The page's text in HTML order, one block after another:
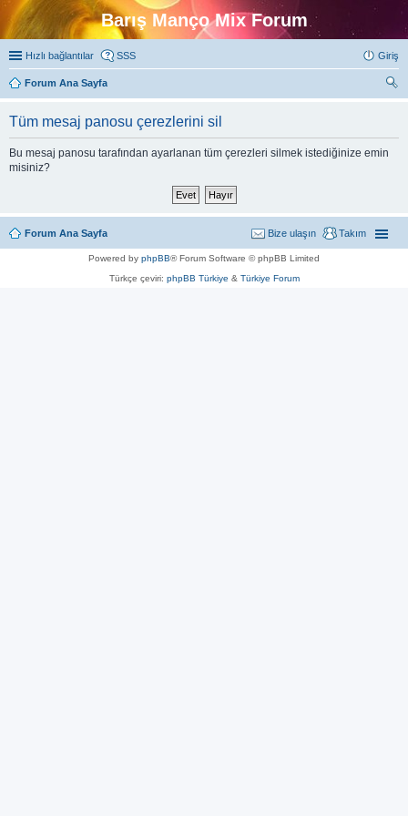
Barış Manço Mix Forum
Hızlı bağlantılar SSS Giriş
Forum Ana Sayfa
Tüm mesaj panosu çerezlerini sil
Bu mesaj panosu tarafından ayarlanan tüm çerezleri silmek istediğinize emin
misiniz?
Forum Ana Sayfa Takım
Bize ulaşın
Powered by phpBB® Forum Software © phpBB Limited
Türkçe çeviri: phpBB Türkiye & Türkiye Forum